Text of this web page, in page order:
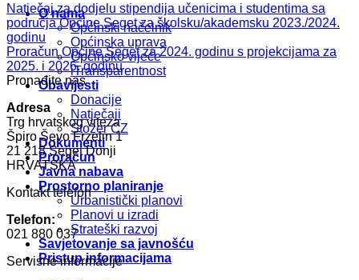
O nama
Općinski načelnik
Općinska uprava
Općinsko vijeće
iTransparentnost
Obavijesti
Donacije
Natječaji
Stožer CZ
Dokumenti
Proračun
Javna nabava
Prostorno planiranje
Urbanistički planovi
Planovi u izradi
Strateški razvoj
Savjetovanje sa javnošću
Pristup informacijama
Natječaj za dodjelu stipendija učenicima i studentima sa
područja Općine Seget za školsku/akademsku 2023./2024.
godinu
Proračun Općine Seget za 2024. godinu s projekcijama za
2025. i 2026. godinu
Pronađite nas
Adresa
Trg hrvatskog viteza
Špiro Ševo Frzelin 1
21 218 Seget Donji
HRVATSKA
Kontakt telefon
Telefon:
021 880 037
Servisne informacije